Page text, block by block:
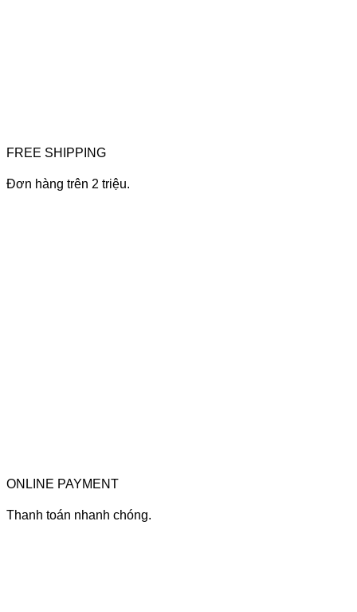
FREE SHIPPING
Đơn hàng trên 2 triệu.
ONLINE PAYMENT
Thanh toán nhanh chóng.